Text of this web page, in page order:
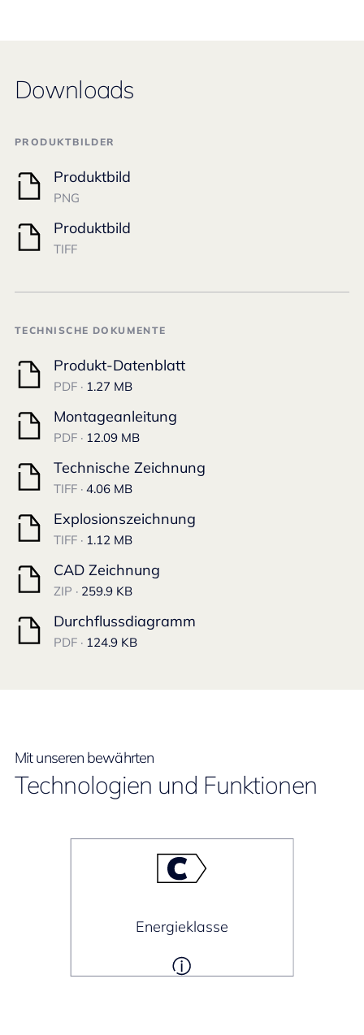
Downloads
PRODUKTBILDER
Produktbild
PNG
Produktbild
TIFF
TECHNISCHE DOKUMENTE
Produkt-Datenblatt
PDF · 1.27 MB
Montageanleitung
PDF · 12.09 MB
Technische Zeichnung
TIFF · 4.06 MB
Explosionszeichnung
TIFF · 1.12 MB
CAD Zeichnung
ZIP · 259.9 KB
Durchflussdiagramm
PDF · 124.9 KB
Mit unseren bewährten
Technologien und Funktionen
Energieklasse